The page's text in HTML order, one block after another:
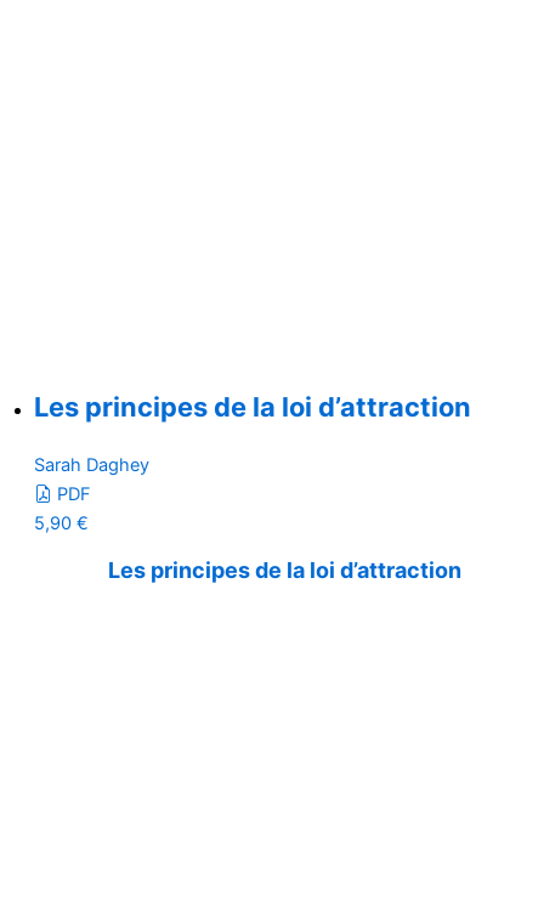
Les principes de la loi d’attraction
Sarah Daghey
PDF
5,90 €
Les principes de la loi d’attraction